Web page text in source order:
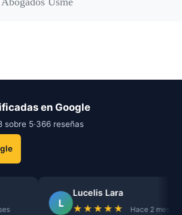
en Google
sobre 5·366 reseñas
L
Lucelis Lara
★★★★★ Hace 2 meses